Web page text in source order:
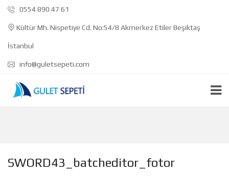
0554 890 47 61
Kültür Mh. Nispetiye Cd. No:54/8 Akmerkez Etiler Beşiktaş
İstanbul
info@guletsepeti.com
SWORD43_batcheditor_fotor